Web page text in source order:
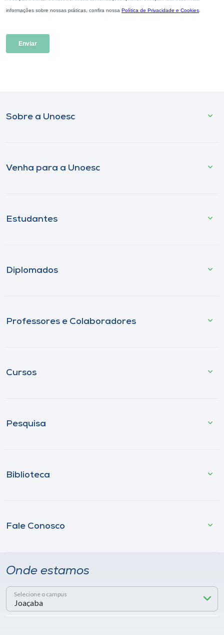
Sobre a Unoesc
Venha para a Unoesc
Estudantes
Diplomados
Professores e Colaboradores
Cursos
Pesquisa
Biblioteca
Fale Conosco
Onde estamos
Selecione o campus